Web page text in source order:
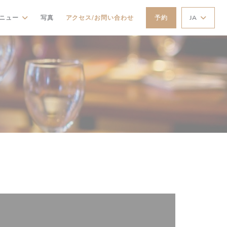
ュー 写真 アクセス/お問い合わせ 予約 JA